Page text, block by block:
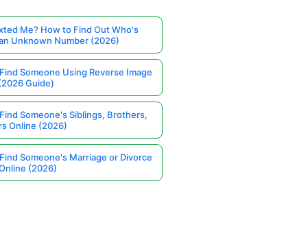
Me? How to Find Out Who's
Unknown Number (2026)
Someone Using Reverse Image
Guide)
Someone's Siblings, Brothers,
Online (2026)
Someone's Marriage or Divorce
(2026)